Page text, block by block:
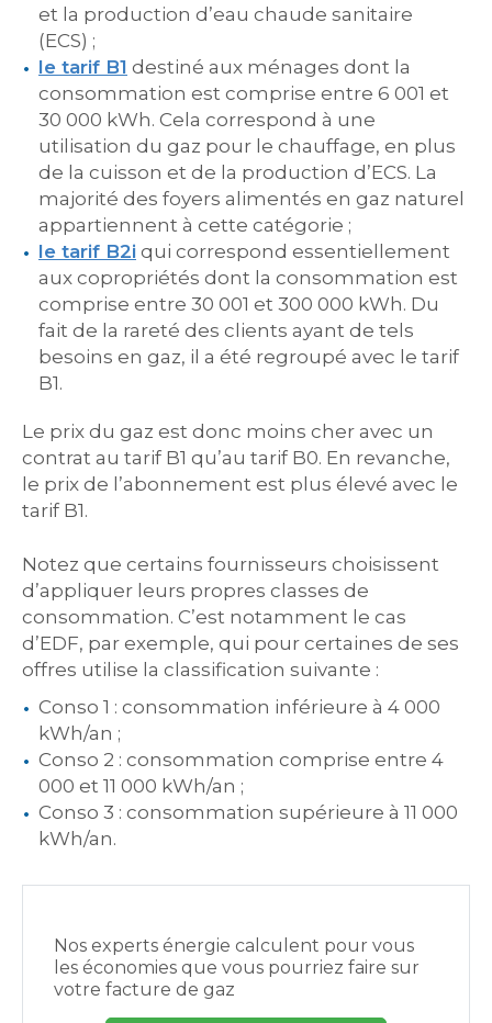
et la production d’eau chaude sanitaire
(ECS) ;
le tarif B1 destiné aux ménages dont la
consommation est comprise entre 6 001 et
30 000 kWh. Cela correspond à une
utilisation du gaz pour le chauffage, en plus
de la cuisson et de la production d’ECS. La
majorité des foyers alimentés en gaz naturel
appartiennent à cette catégorie ;
le tarif B2i qui correspond essentiellement
aux copropriétés dont la consommation est
comprise entre 30 001 et 300 000 kWh. Du
fait de la rareté des clients ayant de tels
besoins en gaz, il a été regroupé avec le tarif
B1.
Le prix du gaz est donc moins cher avec un
contrat au tarif B1 qu’au tarif B0. En revanche,
le prix de l’abonnement est plus élevé avec le
tarif B1.
Notez que certains fournisseurs choisissent
d’appliquer leurs propres classes de
consommation. C’est notamment le cas
d’EDF, par exemple, qui pour certaines de ses
offres utilise la classification suivante :
Conso 1 : consommation inférieure à 4 000
kWh/an ;
Conso 2 : consommation comprise entre 4
000 et 11 000 kWh/an ;
Conso 3 : consommation supérieure à 11 000
kWh/an.
Nos experts énergie calculent pour vous
les économies que vous pourriez faire sur
votre facture de gaz